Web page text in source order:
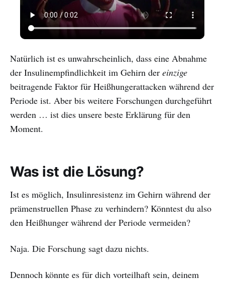
Natürlich ist es unwahrscheinlich, dass eine Abnahme
der Insulinempfindlichkeit im Gehirn der einzige
beitragende Faktor für Heißhungerattacken während der
Periode ist. Aber bis weitere Forschungen durchgeführt
werden … ist dies unsere beste Erklärung für den
Moment.
Was ist die Lösung?
Ist es möglich, Insulinresistenz im Gehirn während der
prämenstruellen Phase zu verhindern? Könntest du also
den Heißhunger während der Periode vermeiden?
Naja. Die Forschung sagt dazu nichts.
Dennoch könnte es für dich vorteilhaft sein, deinem